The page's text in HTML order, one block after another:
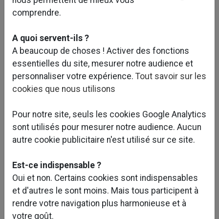
Voir plus de photos ?
Caractéristiques et objectifs du projet :
La Direction de l’Immobilier d’Aéroport de Paris
développe un parc d’activité d’environ 22 000m²
comprendre.
A quoi servent-ils ?
A beaucoup de choses ! Activer des fonctions
essentielles du site, mesurer notre audience et
personnaliser votre expérience. Tout savoir sur les
cookies que nous utilisons
Pour notre site, seuls les cookies Google Analytics
sont utilisés pour mesurer notre audience. Aucun
autre cookie publicitaire n'est utilisé sur ce site.
Est-ce indispensable ?
Oui et non. Certains cookies sont indispensables
et d'autres le sont moins. Mais tous participent à
rendre votre navigation plus harmonieuse et à
votre goût.